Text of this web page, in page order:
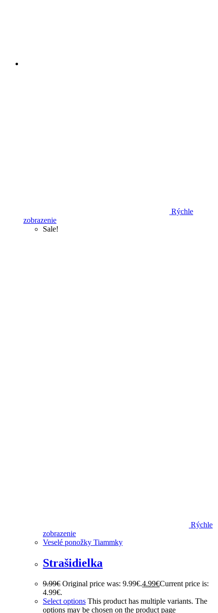
Rýchle
zobrazenie
Sale!
Rýchle
zobrazenie
Veselé ponožky Tiammky
Strašidielka
9.99€ Original price was: 9.99€.4.99€Current price is:
4.99€.
Select options This product has multiple variants. The
options may be chosen on the product page